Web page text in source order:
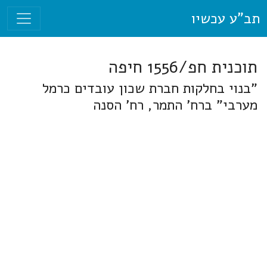
תב"ע עכשיו
תוכנית חפ/1556 חיפה
"בנוי בחלקות חברת שכון עובדים כרמל
מערבי" ברח' התמר, רח' הסנה